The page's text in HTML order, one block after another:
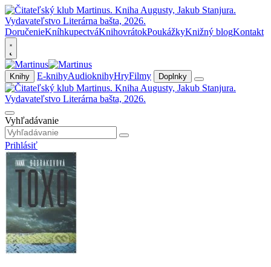
DoručenieKníhkupectváKnihovrátokPoukážkyKnižný blogKontakt
Knihy E-knihyAudioknihyHryFilmy Doplnky
Vyhľadávanie
Prihlásiť